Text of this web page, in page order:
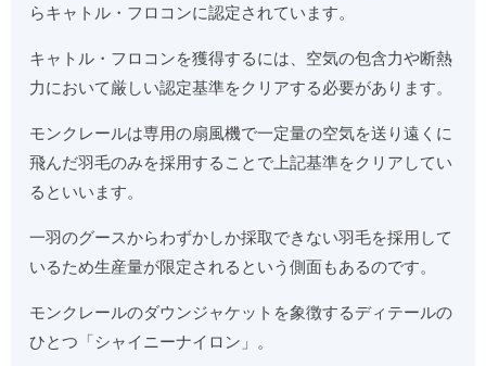
らキャトル・フロコンに認定されています。
キャトル・フロコンを獲得するには、空気の包含力や断熱
力において厳しい認定基準をクリアする必要があります。
モンクレールは専用の扇風機で一定量の空気を送り遠くに
飛んだ羽毛のみを採用することで上記基準をクリアしてい
るといいます。
一羽のグースからわずかしか採取できない羽毛を採用して
いるため生産量が限定されるという側面もあるのです。
モンクレールのダウンジャケットを象徴するディテールの
ひとつ「シャイニーナイロン」。